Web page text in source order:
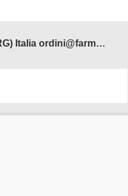
Farmacia Adamo del Dott. Antonio Ferdinando Salvo - Corso V. Emanuele n. 178 - 97013 Comiso (RG) Italia ordini@farmaciadamonline.it